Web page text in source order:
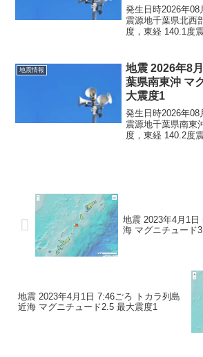
発生日時2026年08
震源地千葉県北西
度，東経 140.1度
せん。震度2東京
地震情報
地震 2026年8
葉県南東沖 マ
大震度1
発生日時2026年08
震源地千葉県南東
度，東経 140.2度
地震 2023年4月1
海 マグニチュード
地震 2023年4月1日 7:46ごろ トカラ列島
近海 マグニチュード2.5 最大震度1